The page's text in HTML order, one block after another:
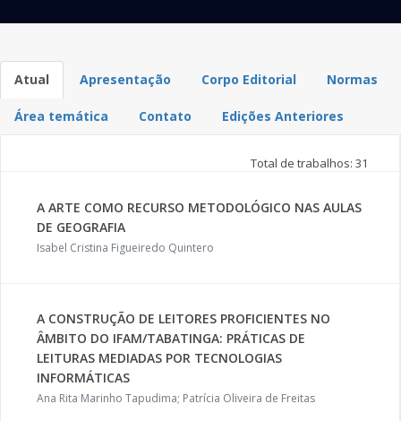
Atual Apresentação Corpo Editorial Normas
Área temática Contato Edições Anteriores
Total de trabalhos: 31
A ARTE COMO RECURSO METODOLÓGICO NAS AULAS
DE GEOGRAFIA
Isabel Cristina Figueiredo Quintero
A CONSTRUÇÃO DE LEITORES PROFICIENTES NO
ÂMBITO DO IFAM/TABATINGA: PRÁTICAS DE
LEITURAS MEDIADAS POR TECNOLOGIAS
INFORMÁTICAS
Ana Rita Marinho Tapudima; Patrícia Oliveira de Freitas